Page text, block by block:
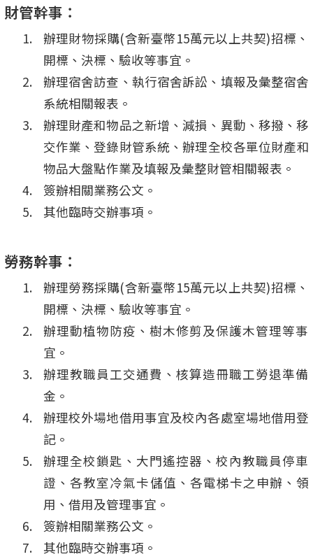
財管幹事：
辦理財物採購(含新臺幣15萬元以上共契)招標、
開標、決標、驗收等事宜。
辦理宿舍訪查、執行宿舍訴訟、填報及彙整宿舍
系統相關報表。
辦理財產和物品之新增、減損、異動、移撥、移
交作業、登錄財管系統、辦理全校各單位財產和
物品大盤點作業及填報及彙整財管相關報表。
簽辦相關業務公文。
其他臨時交辦事項。
勞務幹事：
辦理勞務採購(含新臺幣15萬元以上共契)招標、
開標、決標、驗收等事宜。
辦理動植物防疫、樹木修剪及保護木管理等事
宜。
辦理教職員工交通費、核算造冊職工勞退準備
金。
辦理校外場地借用事宜及校內各處室場地借用登
記。
辦理全校鎖匙、大門遙控器、校內教職員停車
證、各教室冷氣卡儲值、各電梯卡之申辦、領
用、借用及管理事宜。
簽辦相關業務公文。
其他臨時交辦事項。